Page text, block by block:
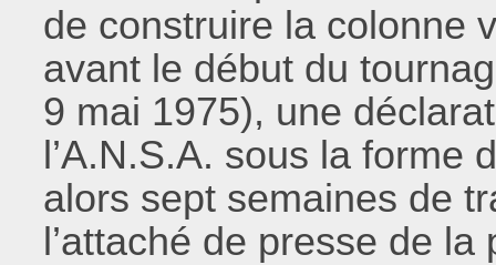
de construire la colonne
avant le début du
9 mai 1975), une
l’A.N.S.A. sous la forme
alors sept semaines de
l’attaché de presse de la